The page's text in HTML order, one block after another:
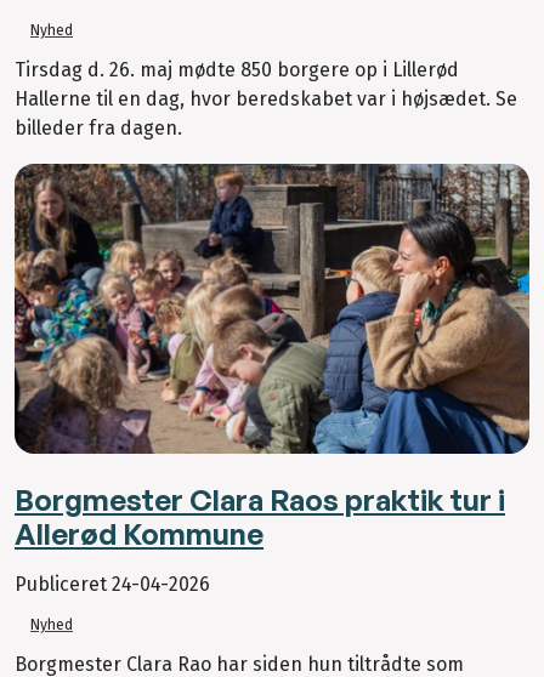
Nyhed
Tirsdag d. 26. maj mødte 850 borgere op i Lillerød
Hallerne til en dag, hvor beredskabet var i højsædet. Se
billeder fra dagen.
Borgmester Clara Raos praktik tur i
Allerød Kommune
Publiceret 24-04-2026
Nyhed
Borgmester Clara Rao har siden hun tiltrådte som